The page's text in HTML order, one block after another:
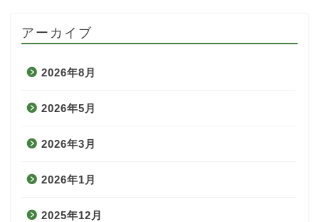
アーカイブ
2026年8月
2026年5月
2026年3月
2026年1月
2025年12月